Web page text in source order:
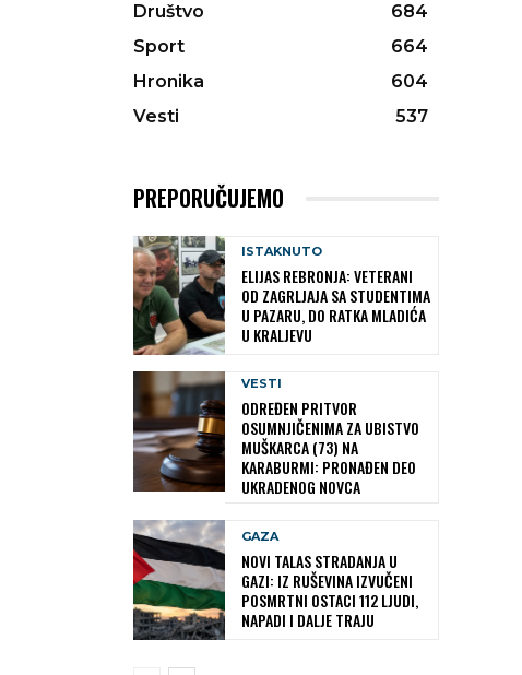
Društvo
684
Sport
664
Hronika
604
Vesti
537
PREPORUČUJEMO
ISTAKNUTO
ELIJAS REBRONJA: VETERANI
OD ZAGRLJAJA SA STUDENTIMA
U PAZARU, DO RATKA MLADIĆA
U KRALJEVU
VESTI
ODREĐEN PRITVOR
OSUMNJIČENIMA ZA UBISTVO
MUŠKARCA (73) NA
KARABURMI: PRONAĐEN DEO
UKRADENOG NOVCA
GAZA
NOVI TALAS STRADANJA U
GAZI: IZ RUŠEVINA IZVUČENI
POSMRTNI OSTACI 112 LJUDI,
NAPADI I DALJE TRAJU